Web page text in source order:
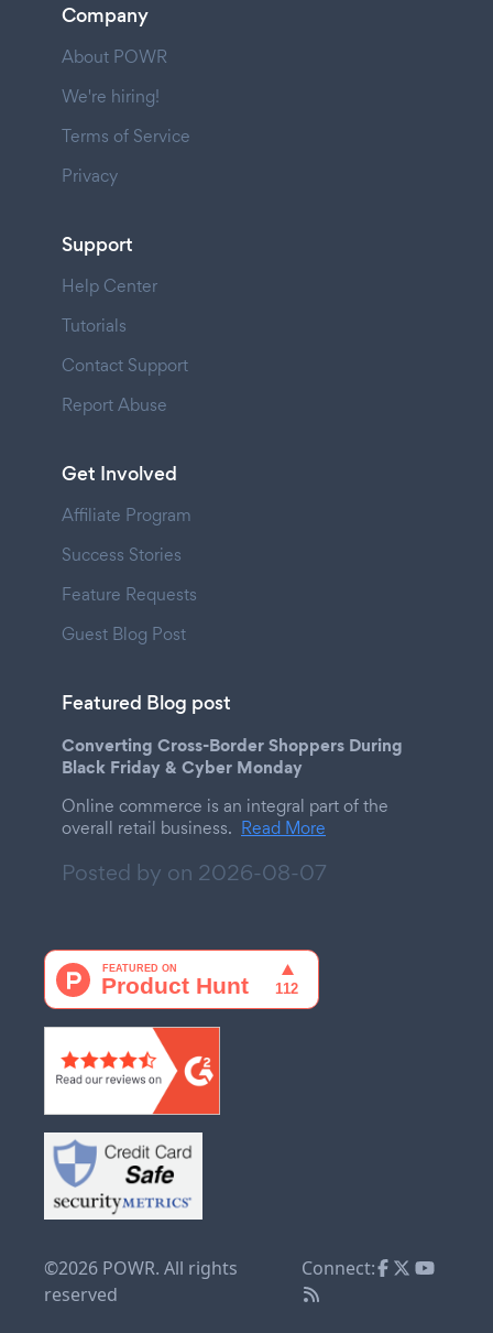
Company
About POWR
We're hiring!
Terms of Service
Privacy
Support
Help Center
Tutorials
Contact Support
Report Abuse
Get Involved
Affiliate Program
Success Stories
Feature Requests
Guest Blog Post
Featured Blog post
Converting Cross-Border Shoppers During
Black Friday & Cyber Monday
Online commerce is an integral part of the
overall retail business. Read More
Posted by on 2026-08-07
©2026 POWR. All rights
reserved
Connect: